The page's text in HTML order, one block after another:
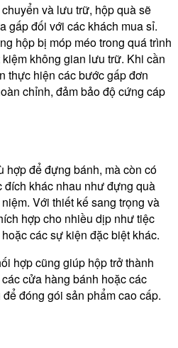
và lưu trữ, hộp quà sẽ
gấp đối với các khách mua sỉ.
hộp bị móp méo trong quá trình
không gian lưu trữ. Khi cần
thực hiện các bước gấp đơn
chỉnh, đảm bảo độ cứng cáp
hợp để đựng bánh, mà còn có
khác nhau như đựng quà
Với thiết kế sang trọng và
hợp cho nhiều dịp như tiệc
các sự kiện đặc biệt khác.
hợp cũng giúp hộp trở thành
cửa hàng bánh hoặc các
đóng gói sản phẩm cao cấp.